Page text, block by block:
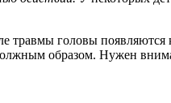
травмы головы
образом. Нужен